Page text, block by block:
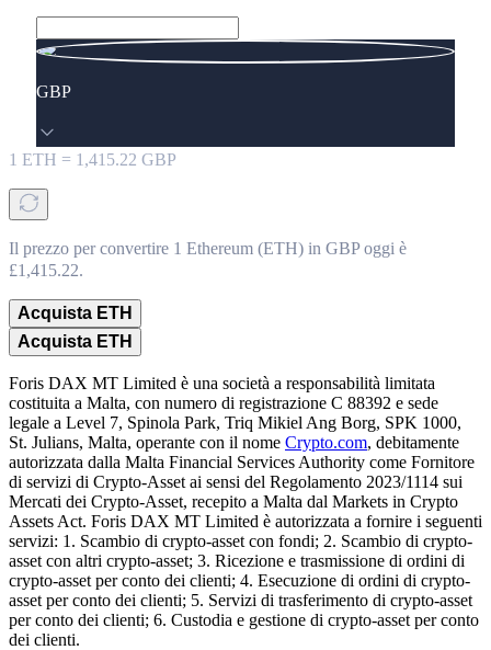
GBP
1 ETH = 1,415.22 GBP
Il prezzo per convertire 1 Ethereum (ETH) in GBP oggi è
£1,415.22.
Acquista ETH
Acquista ETH
Foris DAX MT Limited è una società a responsabilità limitata
costituita a Malta, con numero di registrazione C 88392 e sede
legale a Level 7, Spinola Park, Triq Mikiel Ang Borg, SPK 1000,
St. Julians, Malta, operante con il nome Crypto.com, debitamente
autorizzata dalla Malta Financial Services Authority come Fornitore
di servizi di Crypto-Asset ai sensi del Regolamento 2023/1114 sui
Mercati dei Crypto-Asset, recepito a Malta dal Markets in Crypto
Assets Act. Foris DAX MT Limited è autorizzata a fornire i seguenti
servizi: 1. Scambio di crypto-asset con fondi; 2. Scambio di crypto-
asset con altri crypto-asset; 3. Ricezione e trasmissione di ordini di
crypto-asset per conto dei clienti; 4. Esecuzione di ordini di crypto-
asset per conto dei clienti; 5. Servizi di trasferimento di crypto-asset
per conto dei clienti; 6. Custodia e gestione di crypto-asset per conto
dei clienti.